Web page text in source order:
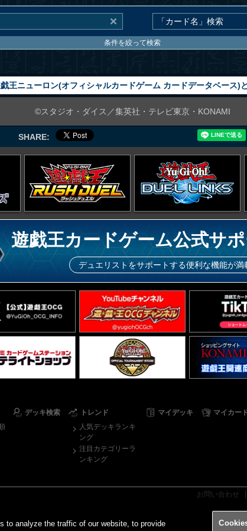
条件を絞って検索
王ニューロン(オフィシャルカードゲーム カードデータベース)
©スタジオ・ダイス／集英社・テレビ東京・KONAMI
SHARE:
遊戯王カードゲーム公式サ
デュエリストをサポートする便利な機能が満
デッキ検索
トレンド
人気デッキランキ
ング
注目カテゴリーラ
ンキング
マイデッキ マイカー
お問い合わせ
to analyze the traffic of our website, to provide